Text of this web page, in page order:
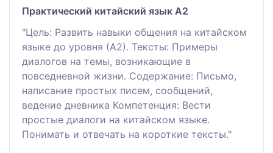
Практический китайский язык А2
"Цель: Развить навыки общения на китайском
языке до уровня (А2). Тексты: Примеры
диалогов на темы, возникающие в
повседневной жизни. Содержание: Письмо,
написание простых писем, сообщений,
ведение дневника Компетенция: Вести
простые диалоги на китайском языке.
Понимать и отвечать на короткие тексты."